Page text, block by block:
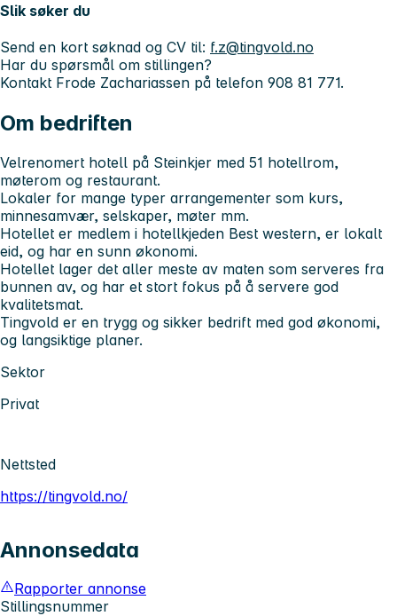
Slik søker du
Send en kort søknad og CV til: f.z@tingvold.no
Har du spørsmål om stillingen?
Kontakt Frode Zachariassen på telefon 908 81 771.
Om bedriften
Velrenomert hotell på Steinkjer med 51 hotellrom,
møterom og restaurant.
Lokaler for mange typer arrangementer som kurs,
minnesamvær, selskaper, møter mm.
Hotellet er medlem i hotellkjeden Best western, er lokalt
eid, og har en sunn økonomi.
Hotellet lager det aller meste av maten som serveres fra
bunnen av, og har et stort fokus på å servere god
kvalitetsmat.
Tingvold er en trygg og sikker bedrift med god økonomi,
og langsiktige planer.
Sektor
Privat
Nettsted
https://tingvold.no/
Annonsedata
Rapporter annonse
Stillingsnummer